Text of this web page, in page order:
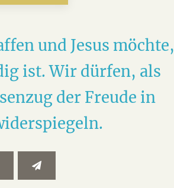
und Jesus möchte,
ist. Wir dürfen, als
der Freude in